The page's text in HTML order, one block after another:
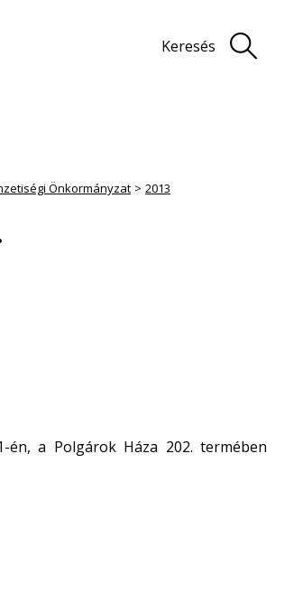
Keresés
Önkormányzat 2013
én, a Polgárok Háza 202. termében